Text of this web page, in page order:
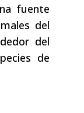
fuente
del
del
de